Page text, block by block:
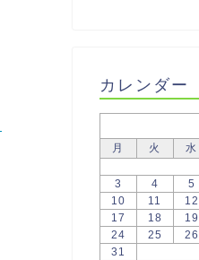
カレンダー
月
火 水
3
4 5
10
11 12
17
18 19
24
25 26
31